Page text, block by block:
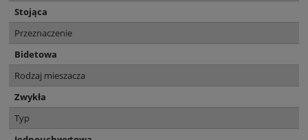
Stojąca
Przeznaczenie
Bidetowa
Rodzaj mieszacza
Zwykła
Typ